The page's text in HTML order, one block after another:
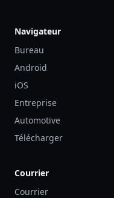
Navigateur
Bureau
Android
iOS
Entreprise
Automotive
Télécharger
Courrier
Courrier